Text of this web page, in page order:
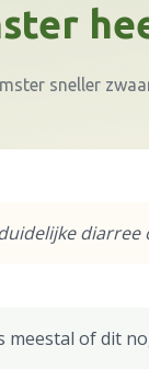
sneller
meestal of dit